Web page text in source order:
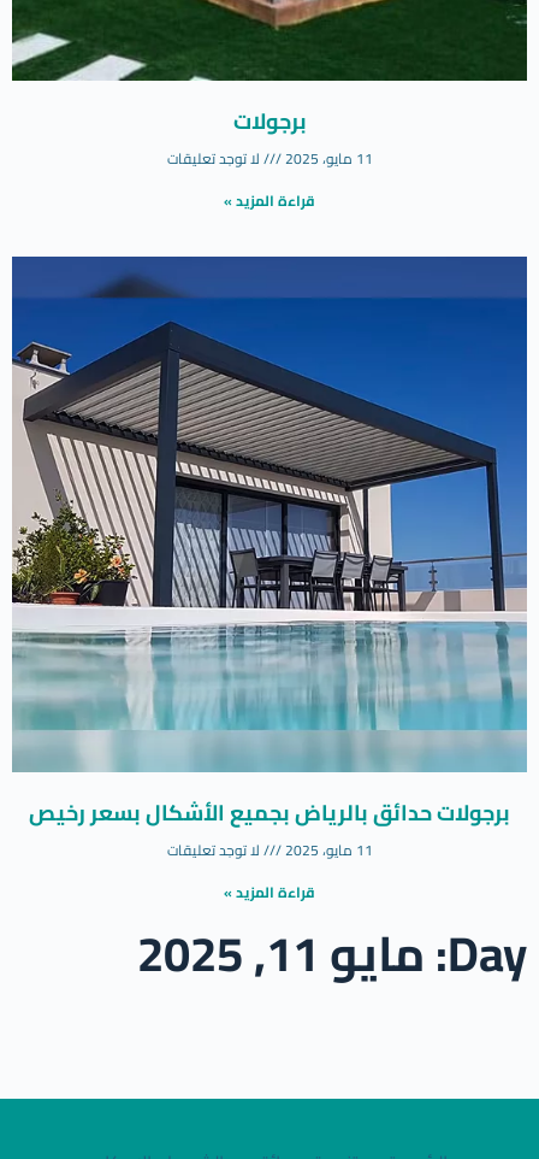
برجولات
11 مايو، 2025
لا توجد تعليقات
قراءة المزيد »
برجولات حدائق بالرياض بجميع الأشكال بسعر رخيص
11 مايو، 2025
لا توجد تعليقات
قراءة المزيد »
Day: مايو 11, 2025